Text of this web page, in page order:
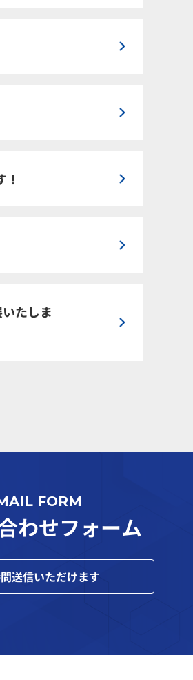
たしま
FORM
わせフォーム
送信いただけます